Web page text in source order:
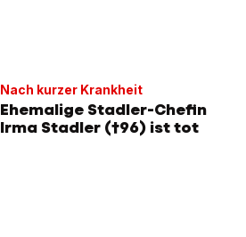
Nach kurzer Krankheit
Ehemalige Stadler-Chefin
Irma Stadler (†96) ist tot